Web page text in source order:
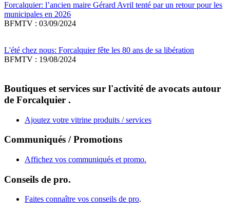
Forcalquier: l’ancien maire Gérard Avril tenté par un retour pour les
municipales en 2026
BFMTV : 03/09/2024
L'été chez nous: Forcalquier fête les 80 ans de sa libération
BFMTV : 19/08/2024
Boutiques et services sur l'activité de avocats autour
de Forcalquier .
Ajoutez votre vitrine produits / services
Communiqués / Promotions
Affichez vos communiqués et promo.
Conseils de pro.
Faites connaître vos conseils de pro.